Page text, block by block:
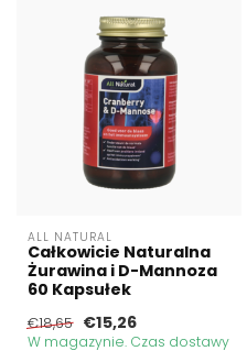
ALL NATURAL
Całkowicie Naturalna
Żurawina i D-Mannoza
60 Kapsułek
€18,65 €15,26
W magazynie. Czas dostawy